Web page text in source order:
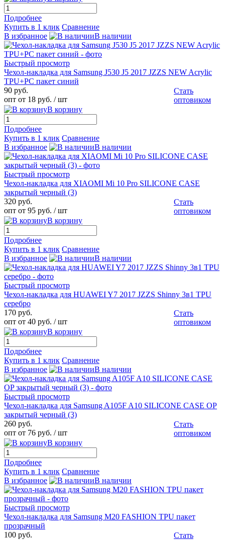
Подробнее
Купить в 1 клик Сравнение
В избранное
В наличии
Быстрый просмотр
Чехол-накладка для Samsung J530 J5 2017 JZZS NEW Acrylic
TPU+PC пакет синий
90 руб.
опт от 18 руб. / шт
Стать
оптовиком
В корзину
Подробнее
Купить в 1 клик Сравнение
В избранное
В наличии
Быстрый просмотр
Чехол-накладка для XIAOMI Mi 10 Pro SILICONE CASE
закрытый черный (3)
320 руб.
опт от 95 руб. / шт
Стать
оптовиком
В корзину
Подробнее
Купить в 1 клик Сравнение
В избранное
В наличии
Быстрый просмотр
Чехол-накладка для HUAWEI Y7 2017 JZZS Shinny 3в1 TPU
серебро
170 руб.
опт от 40 руб. / шт
Стать
оптовиком
В корзину
Подробнее
Купить в 1 клик Сравнение
В избранное
В наличии
Быстрый просмотр
Чехол-накладка для Samsung A105F A10 SILICONE CASE OP
закрытый черный (3)
260 руб.
опт от 76 руб. / шт
Стать
оптовиком
В корзину
Подробнее
Купить в 1 клик Сравнение
В избранное
В наличии
Быстрый просмотр
Чехол-накладка для Samsung M20 FASHION TPU пакет
прозрачный
100 руб.
Стать